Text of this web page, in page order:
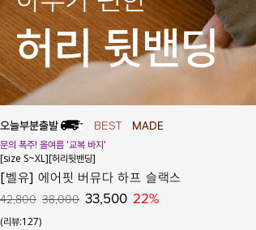
문의 폭주! 올여름 '교복 바지'
[size S~XL][허리뒷밴딩]
[벨유] 에어핏 버뮤다 하프 슬랙스
42,800 38,000 33,500 22%
(리뷰:127)